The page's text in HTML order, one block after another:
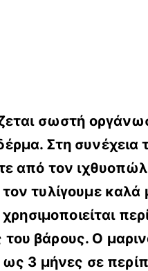
σωστή
Στη συνέχεια
από τον
τυλίγουμε
βάρους. Ο
ως 3 μήνες σε